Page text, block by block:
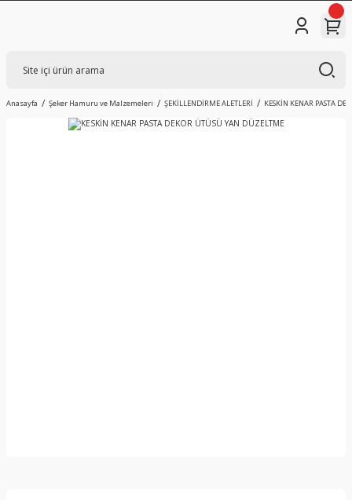
Anasayfa Şeker Hamuru ve Malzemeleri ŞEKİLLENDİRME ALETLERİ KESKİN KENAR PASTA